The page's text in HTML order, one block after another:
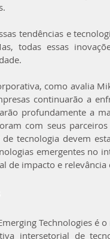
tendências e
todas essas
como avalia
continuarão a
profundamente a
com seus
de tecnologia devem
emergentes no
de impacto e relevância
Technologies é
intersetorial de